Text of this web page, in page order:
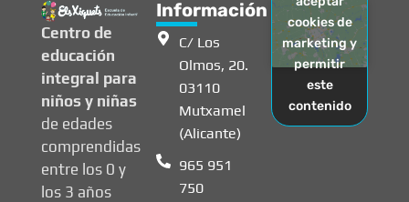
Centro de
educación
integral para
niños y niñas
de edades
comprendidas
entre los 0 y
los 3 años
Información
C/ Los
Olmos, 20.
03110
Mutxamel
(Alicante)
965 951
750
cookies de
marketing y
permitir
este
contenido